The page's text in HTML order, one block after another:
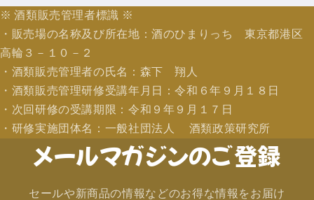
※ 酒類販売管理者標識 ※
・販売場の名称及び所在地：酒のひまりっち 東京都港区
高輪３－１０－２
・酒類販売管理者の氏名：森下 翔人
・酒類販売管理研修受講年月日：令和６年９月１８日
・次回研修の受講期限：令和９年９月１７日
・研修実施団体名：一般社団法人 酒類政策研究所
メールマガジンのご登録
セールや新商品の情報などのお得な情報をお届け